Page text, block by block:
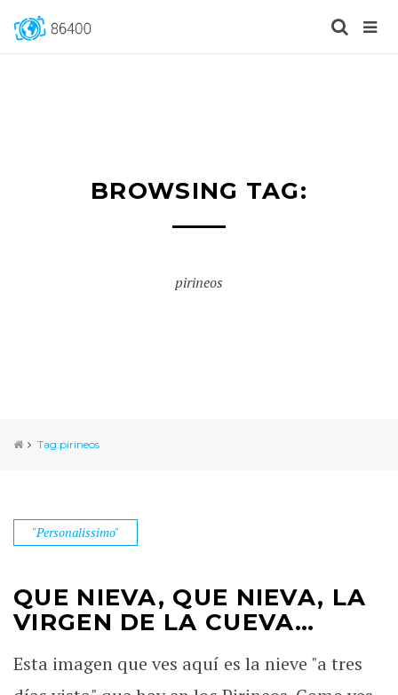
BROWSING TAG:
pirineos
Tag:pirineos
"Personalissimo"
QUE NIEVA, QUE NIEVA, LA
VIRGEN DE LA CUEVA…
Esta imagen que ves aquí es la nieve "a tres